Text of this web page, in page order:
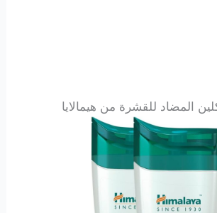
المضاد للقشرة من هيمالايا